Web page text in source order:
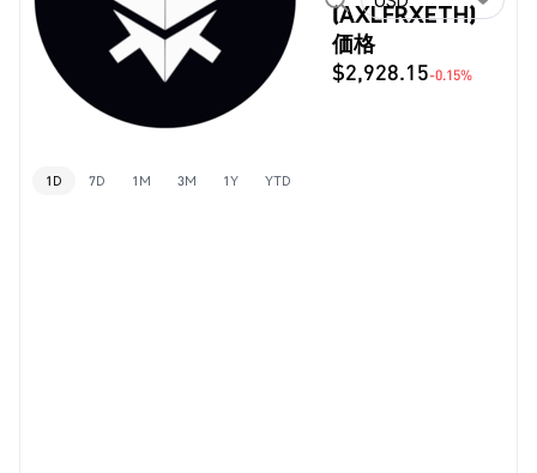
(AXLFRXETH)
価格
$2,928.15-0.15%
1D 7D 1M 3M 1Y YTD